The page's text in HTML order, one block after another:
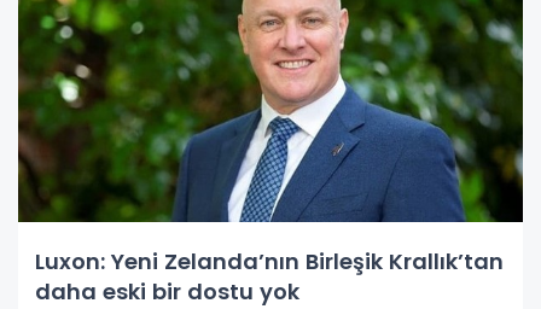
Luxon: Yeni Zelanda’nın Birleşik Krallık’tan
daha eski bir dostu yok